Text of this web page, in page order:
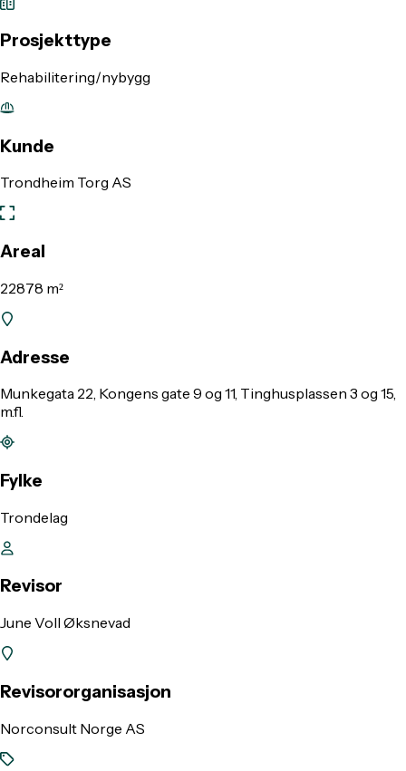
Prosjekttype
Rehabilitering/nybygg
Kunde
Trondheim Torg AS
Areal
22878 m²
Adresse
Munkegata 22, Kongens gate 9 og 11, Tinghusplassen 3 og 15,
m.fl.
Fylke
Trondelag
Revisor
June Voll Øksnevad
Revisororganisasjon
Norconsult Norge AS